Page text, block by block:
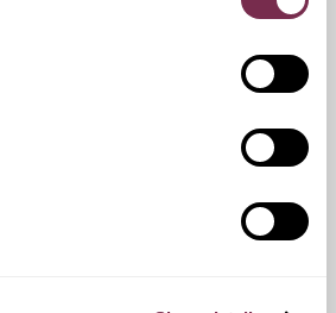
una valutazione gratuita della